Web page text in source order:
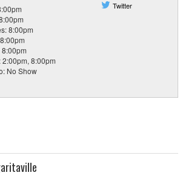
8:00pm
2:00pm, 8:00pm
No Show
Twitter